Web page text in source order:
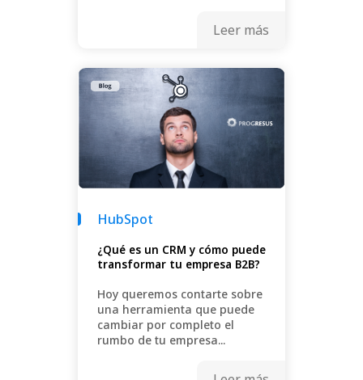
Leer más
HubSpot
¿Qué es un CRM y cómo puede
transformar tu empresa B2B?
Hoy queremos contarte sobre
una herramienta que puede
cambiar por completo el
rumbo de tu empresa...